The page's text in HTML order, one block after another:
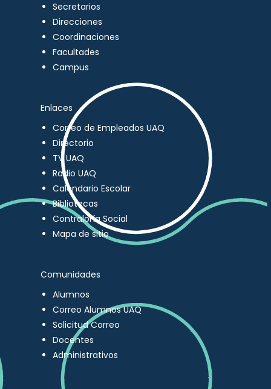
Secretarios
Direcciones
Coordinaciones
Facultades
Campus
Enlaces
Correo de Empleados UAQ
Directorio
TV UAQ
Radio UAQ
Calendario Escolar
Bibliotecas
Contraloría Social
Mapa de sitio
Comunidades
Alumnos
Correo Alumnos UAQ
Solicitud Correo
Docentes
Administrativos